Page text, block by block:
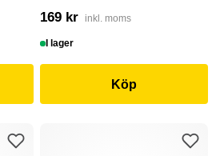
169 kr inkl. moms
I lager
Köp